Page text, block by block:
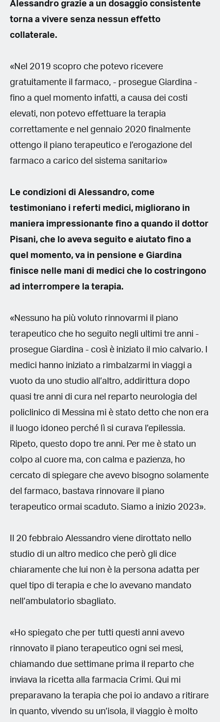
Alessandro grazie a un dosaggio consistente
torna a vivere senza nessun effetto
collaterale.
«Nel 2019 scopro che potevo ricevere
gratuitamente il farmaco, - prosegue Giardina -
fino a quel momento infatti, a causa dei costi
elevati, non potevo effettuare la terapia
correttamente e nel gennaio 2020 finalmente
ottengo il piano terapeutico e l’erogazione del
farmaco a carico del sistema sanitario»
Le condizioni di Alessandro, come
testimoniano i referti medici, migliorano in
maniera impressionante fino a quando il dottor
Pisani, che lo aveva seguito e aiutato fino a
quel momento, va in pensione e Giardina
finisce nelle mani di medici che lo costringono
ad interrompere la terapia.
«Nessuno ha più voluto rinnovarmi il piano
terapeutico che ho seguito negli ultimi tre anni -
prosegue Giardina - così è iniziato il mio calvario. I
medici hanno iniziato a rimbalzarmi in viaggi a
vuoto da uno studio all’altro, addirittura dopo
quasi tre anni di cura nel reparto neurologia del
policlinico di Messina mi è stato detto che non era
il luogo idoneo perché lì si curava l’epilessia.
Ripeto, questo dopo tre anni. Per me è stato un
colpo al cuore ma, con calma e pazienza, ho
cercato di spiegare che avevo bisogno solamente
del farmaco, bastava rinnovare il piano
terapeutico ormai scaduto. Siamo a inizio 2023».
Il 20 febbraio Alessandro viene dirottato nello
studio di un altro medico che però gli dice
chiaramente che lui non è la persona adatta per
quel tipo di terapia e che lo avevano mandato
nell’ambulatorio sbagliato.
«Ho spiegato che per tutti questi anni avevo
rinnovato il piano terapeutico ogni sei mesi,
chiamando due settimane prima il reparto che
inviava la ricetta alla farmacia Crimi. Qui mi
preparavano la terapia che poi io andavo a ritirare
in quanto, vivendo su un’isola, il viaggio è molto